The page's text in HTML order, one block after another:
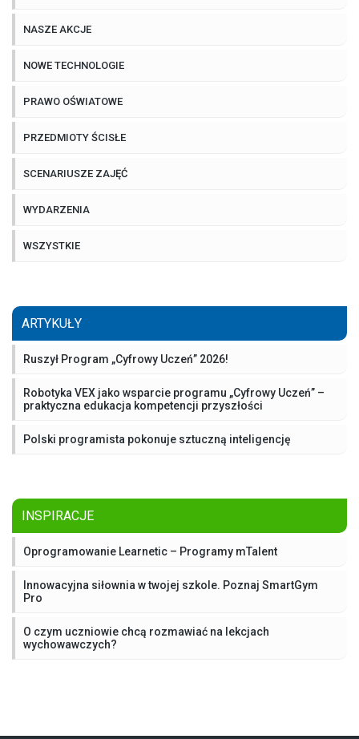
NASZE AKCJE
NOWE TECHNOLOGIE
PRAWO OŚWIATOWE
PRZEDMIOTY ŚCISŁE
SCENARIUSZE ZAJĘĆ
WYDARZENIA
WSZYSTKIE
ARTYKUŁY
Ruszył Program „Cyfrowy Uczeń” 2026!
Robotyka VEX jako wsparcie programu „Cyfrowy Uczeń” –
praktyczna edukacja kompetencji przyszłości
Polski programista pokonuje sztuczną inteligencję
INSPIRACJE
Oprogramowanie Learnetic – Programy mTalent
Innowacyjna siłownia w twojej szkole. Poznaj SmartGym
Pro
O czym uczniowie chcą rozmawiać na lekcjach
wychowawczych?